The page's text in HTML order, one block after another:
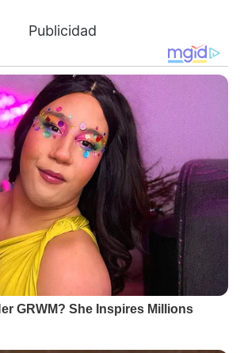
Publicidad